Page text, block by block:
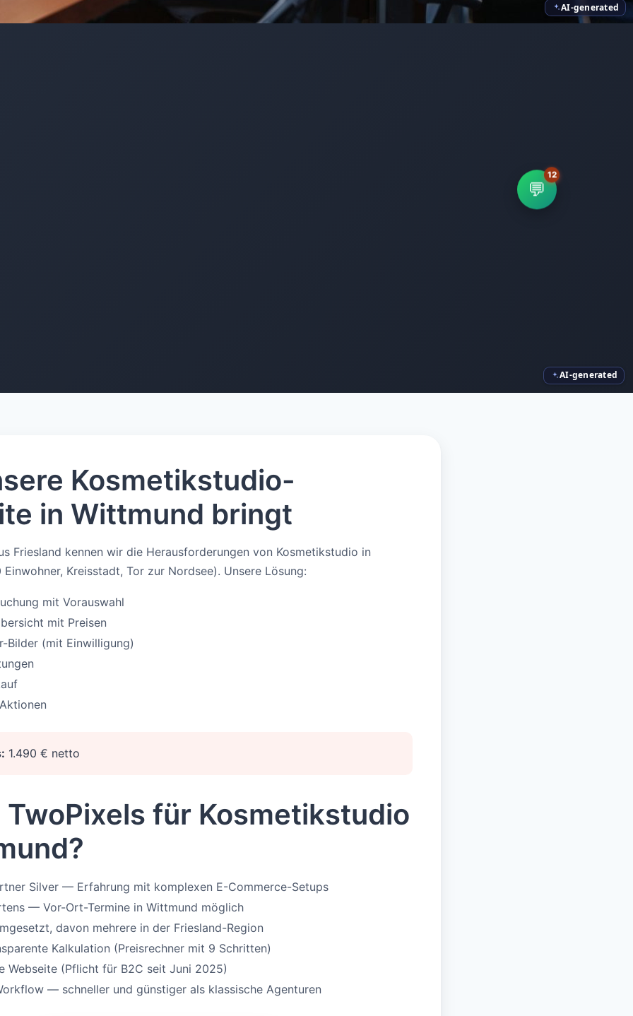
AI-generated
AI-generated
💬
Kosmetikstudio-
in Wittmund bringt
Friesland kennen wir die Herausforderungen von Kosmetikstudio in
Kreisstadt, Tor zur Nordsee). Unsere Lösung:
mit Vorauswahl
mit Preisen
Bilder (mit Einwilligung)
1.490 € netto
TwoPixels für Kosmetikstudio
Silver — Erfahrung mit komplexen E-Commerce-Setups
— Vor-Ort-Termine in Wittmund möglich
davon mehrere in der Friesland-Region
Kalkulation (Preisrechner mit 9 Schritten)
Webseite (Pflicht für B2C seit Juni 2025)
— schneller und günstiger als klassische Agenturen